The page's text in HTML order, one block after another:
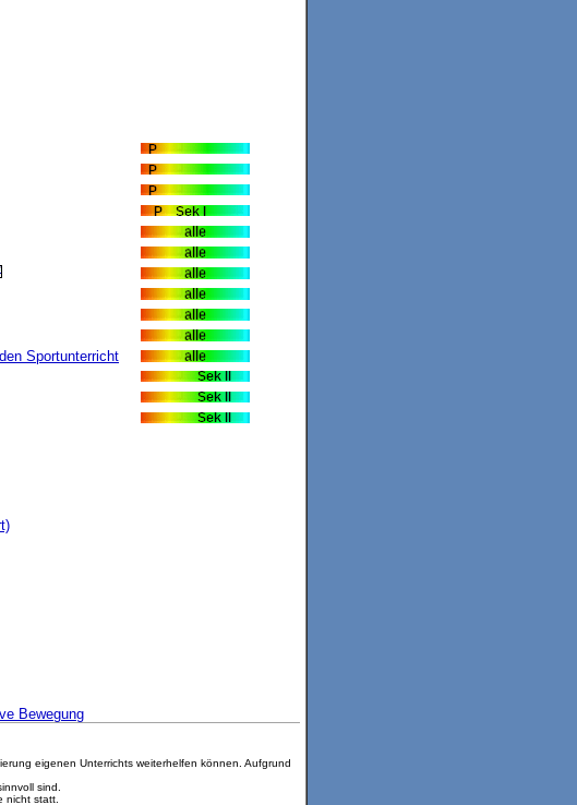
Sportunterricht
Bewegung
eigenen Unterrichts weiterhelfen können. Aufgrund
sind.
nicht statt.